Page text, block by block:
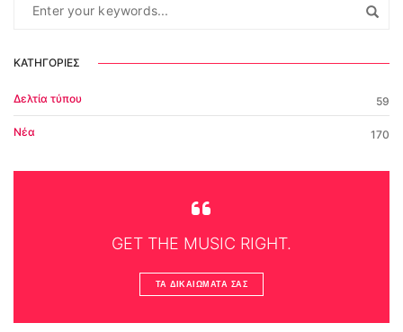
ΚΑΤΗΓΟΡΊΕΣ
Δελτία τύπου 59
Νέα 170
GET THE MUSIC RIGHT.
ΤΑ ΔΙΚΑΙΏΜΑΤΆ ΣΑΣ